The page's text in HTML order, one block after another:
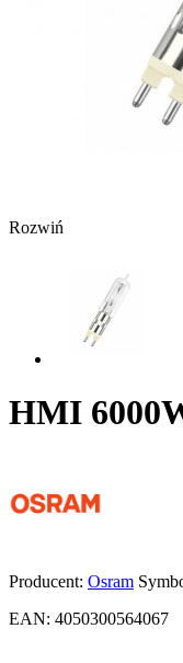
Rozwiń
HMI
Producent: Osram
EAN: 4050300564067